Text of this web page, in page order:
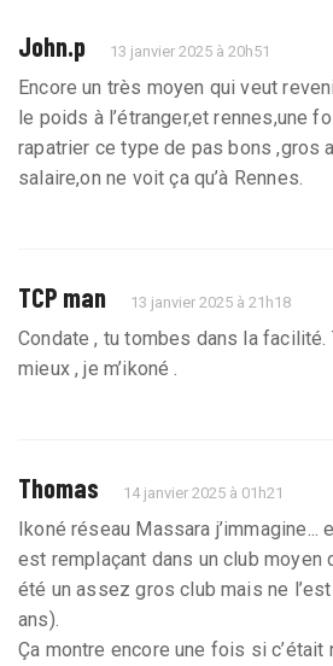
John.p 13 janvier 2025 à 20h51
Encore un très moyen qui veut
le poids à l’étranger,et rennes,une
rapatrier ce type de pas bons ,gros
salaire,on ne voit ça qu’à Rennes.
TCP man 13 janvier 2025 à 21h18
Condate , tu tombes dans la facilité.
mieux , je m’ikoné .
Thomas 14 janvier 2025 à 01h21
Ikoné réseau Massara j’immagine...
est remplaçant dans un club moyen
été un assez gros club mais ne
ans).
Ça montre encore une fois si c’était